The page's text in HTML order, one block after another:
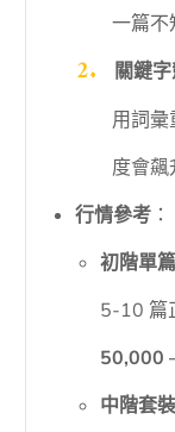
一篇不
關鍵
用詞彙
度會飆
行情參考 ：
初階單
5-10 篇
50,000
中階套